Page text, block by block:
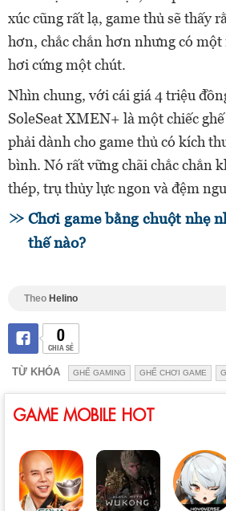
xúc cũng rất lạ, game thủ sẽ thấy
hơn, chắc chắn hơn nhưng có
hơi cứng một chút.
Nhìn chung, với cái giá 4 triệu
SoleSeat XMEN+ là một chiếc
phải dành cho game thủ có kích
bình. Nó rất vững chãi chắc chắn
thép, trụ thủy lực ngon và đệm
Chơi game bằng chuột nhẹ
thế nào?
Theo Helino
0
CHIA SẺ
TỪ KHÓA GHẾ GAMING GHẾ CHƠI GAME
GAME MOBILE HOT